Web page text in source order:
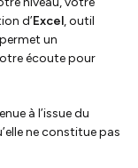
d’Excel, outil
un
écoute pour
à l’issue du
ne constitue pas